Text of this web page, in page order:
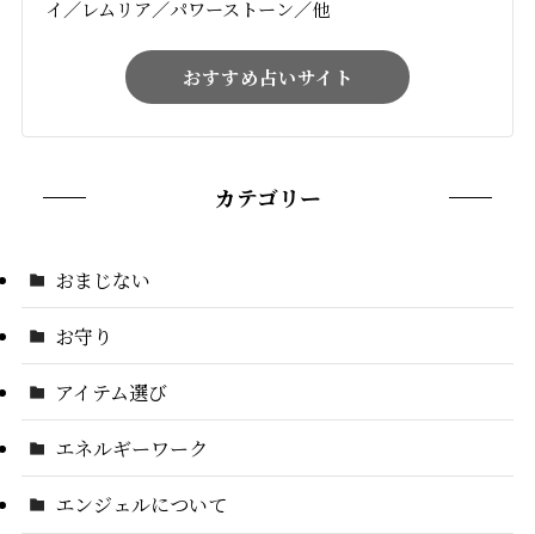
イ／レムリア／パワーストーン／他
おすすめ占いサイト
カテゴリー
おまじない
お守り
アイテム選び
エネルギーワーク
エンジェルについて